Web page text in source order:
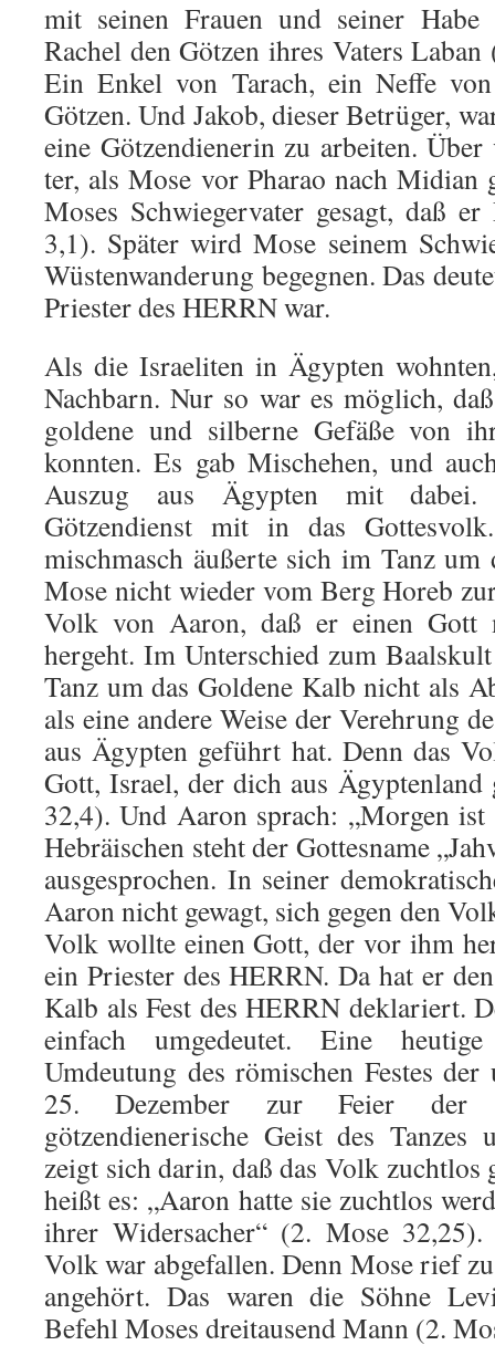
mit seinen Frauen und seiner
Rachel den Götzen ihres Vaters
Ein Enkel von Tarach, ein Neffe
Götzen. Und Jakob, dieser Be­trüger,
eine Götzendienerin zu arbeiten.
ter, als Mose vor Pharao nach Midian
Moses Schwiegervater gesagt, daß
3,1). Später wird Mose sei­nem
Wüs­tenwanderung begegnen. Das
Priester des HERRN war.
Als die Israeliten in Ägypten
Nachbarn. Nur so war es möglich,
goldene und silberne Gefäße von
konnten. Es gab Mischehen, und
Auszug aus Ägypten mit
Götzendienst mit in das
mischmasch äußerte sich im Tanz
Mose nicht wieder vom Berg Horeb
Volk von Aaron, daß er einen Gott
hergeht. Im Unterschied zum
Tanz um das Goldene Kalb nicht als
als eine andere Weise der Verehrung
aus Ägypten geführt hat. Denn das
Gott, Israel, der dich aus
32,4). Und Aaron sprach: „Morgen
Hebräischen steht der Gottesname
ausge­sprochen. In seiner
Aaron nicht gewagt, sich gegen den
Volk wollte einen Gott, der vor ihm
ein Priester des HERRN. Da hat er
Kalb als Fest des HERRN deklariert.
einfach umgedeutet. Eine
Umdeutung des römischen Festes der
25. De­zember zur Feier der
götzendienerische Geist des
zeigt sich darin, daß das Volk zuchtlos
heißt es: „Aaron hatte sie zuchtlos
ihrer Widersacher“ (2. Mose
Volk war abgefallen. Denn Mose rief
angehört. Das waren die Söhne
Befehl Moses dreitausend Mann (2.